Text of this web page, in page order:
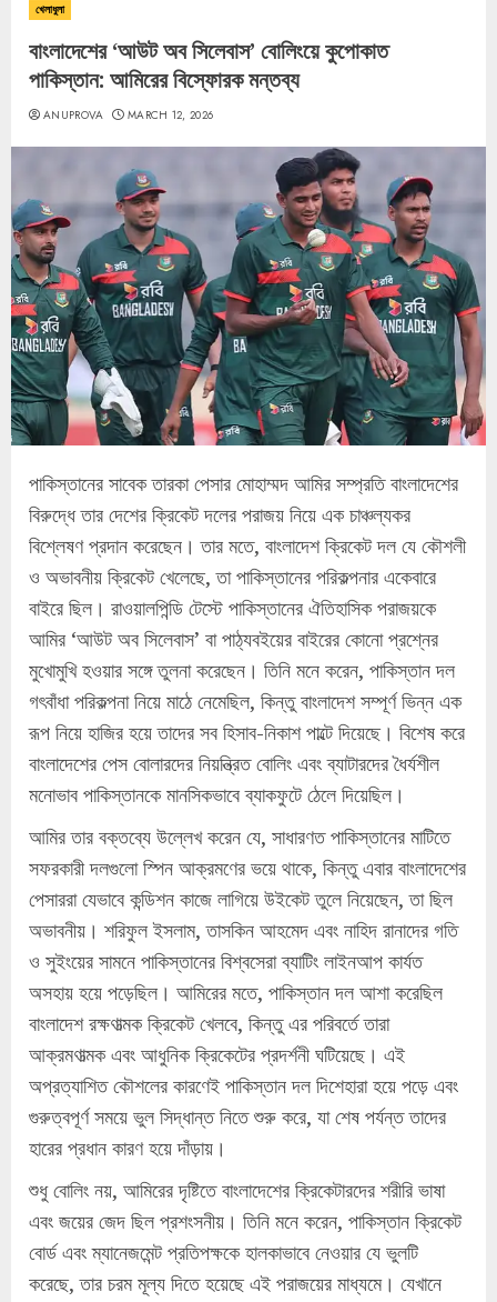
খেলাধুলা
বাংলাদেশের ‘আউট অব সিলেবাস’ বোলিংয়ে কুপোকাত
পাকিস্তান: আমিরের বিস্ফোরক মন্তব্য
ANUPROVA MARCH 12, 2026
পাকিস্তানের সাবেক তারকা পেসার মোহাম্মদ আমির সম্প্রতি বাংলাদেশের
বিরুদ্ধে তার দেশের ক্রিকেট দলের পরাজয় নিয়ে এক চাঞ্চল্যকর
বিশ্লেষণ প্রদান করেছেন। তার মতে, বাংলাদেশ ক্রিকেট দল যে কৌশলী
ও অভাবনীয় ক্রিকেট খেলেছে, তা পাকিস্তানের পরিকল্পনার একেবারে
বাইরে ছিল। রাওয়ালপিন্ডি টেস্টে পাকিস্তানের ঐতিহাসিক পরাজয়কে
আমির ‘আউট অব সিলেবাস’ বা পাঠ্যবইয়ের বাইরের কোনো প্রশ্নের
মুখোমুখি হওয়ার সঙ্গে তুলনা করেছেন। তিনি মনে করেন, পাকিস্তান দল
গৎবাঁধা পরিকল্পনা নিয়ে মাঠে নেমেছিল, কিন্তু বাংলাদেশ সম্পূর্ণ ভিন্ন এক
রূপ নিয়ে হাজির হয়ে তাদের সব হিসাব-নিকাশ পাল্টে দিয়েছে। বিশেষ করে
বাংলাদেশের পেস বোলারদের নিয়ন্ত্রিত বোলিং এবং ব্যাটারদের ধৈর্যশীল
মনোভাব পাকিস্তানকে মানসিকভাবে ব্যাকফুটে ঠেলে দিয়েছিল।
আমির তার বক্তব্যে উল্লেখ করেন যে, সাধারণত পাকিস্তানের মাটিতে
সফরকারী দলগুলো স্পিন আক্রমণের ভয়ে থাকে, কিন্তু এবার বাংলাদেশের
পেসাররা যেভাবে কন্ডিশন কাজে লাগিয়ে উইকেট তুলে নিয়েছেন, তা ছিল
অভাবনীয়। শরিফুল ইসলাম, তাসকিন আহমেদ এবং নাহিদ রানাদের গতি
ও সুইংয়ের সামনে পাকিস্তানের বিশ্বসেরা ব্যাটিং লাইনআপ কার্যত
অসহায় হয়ে পড়েছিল। আমিরের মতে, পাকিস্তান দল আশা করেছিল
বাংলাদেশ রক্ষণাত্মক ক্রিকেট খেলবে, কিন্তু এর পরিবর্তে তারা
আক্রমণাত্মক এবং আধুনিক ক্রিকেটের প্রদর্শনী ঘটিয়েছে। এই
অপ্রত্যাশিত কৌশলের কারণেই পাকিস্তান দল দিশেহারা হয়ে পড়ে এবং
গুরুত্বপূর্ণ সময়ে ভুল সিদ্ধান্ত নিতে শুরু করে, যা শেষ পর্যন্ত তাদের
হারের প্রধান কারণ হয়ে দাঁড়ায়।
শুধু বোলিং নয়, আমিরের দৃষ্টিতে বাংলাদেশের ক্রিকেটারদের শরীরি ভাষা
এবং জয়ের জেদ ছিল প্রশংসনীয়। তিনি মনে করেন, পাকিস্তান ক্রিকেট
বোর্ড এবং ম্যানেজমেন্ট প্রতিপক্ষকে হালকাভাবে নেওয়ার যে ভুলটি
করেছে, তার চরম মূল্য দিতে হয়েছে এই পরাজয়ের মাধ্যমে। যেখানে